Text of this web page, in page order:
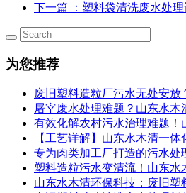
下一篇
：塑料袋清洗废水处
为您推荐
废旧塑料造粒厂污水无处安
屠宰废水处理难题？山东水木
有效化解农村污水治理难题
【工艺详解】山东水木清一
专为肉类加工厂打造的污水
塑料造粒污水变清流！山东水
山东水木清环保科技：废旧